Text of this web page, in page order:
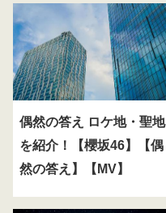
偶然の答え ロケ地・聖地
を紹介！【櫻坂46】【偶
然の答え】【MV】